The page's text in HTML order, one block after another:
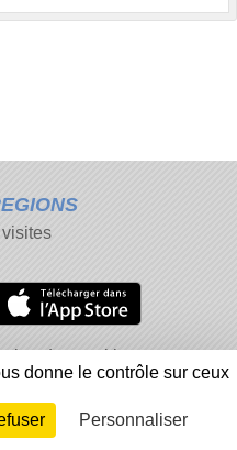
visites
des cookies
un contenu inapproprié
Connexion
donne le contrôle sur ceux
Personnaliser